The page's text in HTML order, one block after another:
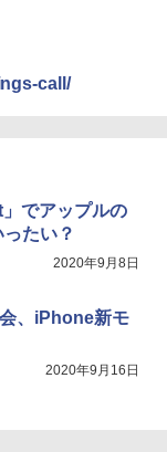
call/
でアップルの
たい？
2020年9月8日
、iPhone新モ
2020年9月16日